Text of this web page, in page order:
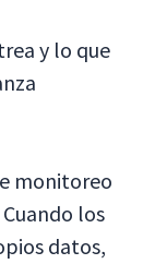
y lo que
monitoreo
los
datos,